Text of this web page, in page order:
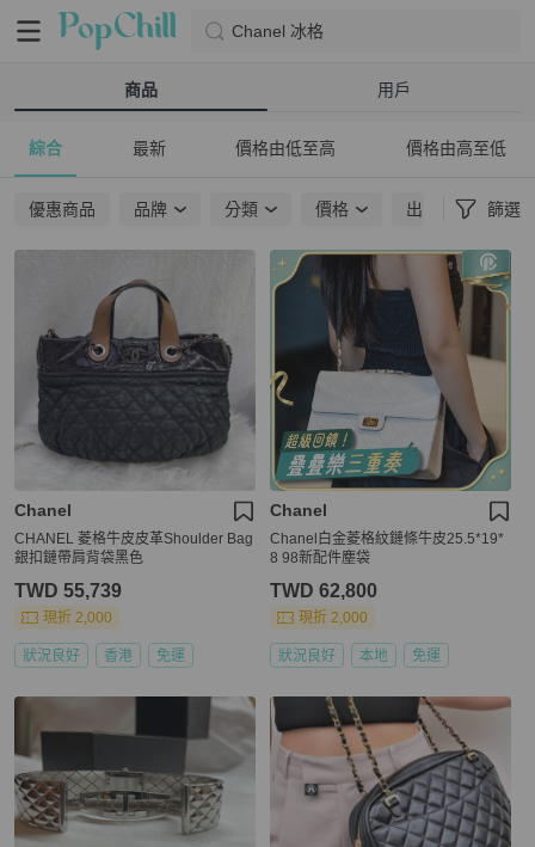
Chanel 冰格
商品 用戶
綜合 最新 價格由低至高 價格由高至低
優惠商品 品牌 分類 價格 出貨地點 篩選
Chanel
CHANEL 菱格牛皮皮革Shoulder Bag
銀扣鏈帶肩背袋黑色
TWD 55,739
現折 2,000
狀況良好 香港 免運
Chanel
Chanel白金菱格紋鏈條牛皮25.5*19*
8 98新配件塵袋
TWD 62,800
現折 2,000
狀況良好 本地 免運